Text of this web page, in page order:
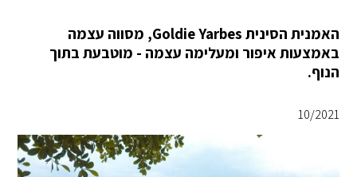
האמנית הסינית Goldie Yarbes, מסווה עצמה
באמצעות איפור ומעלימה עצמה - מוטבעת בתוך
הנוף.
10/2021